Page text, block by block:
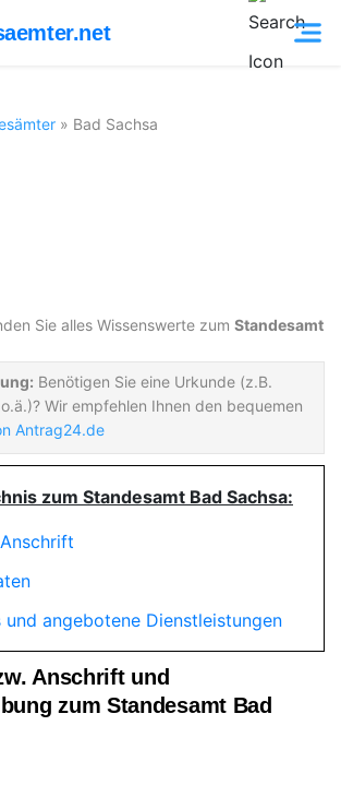
» Bad Sachsa
Sie alles Wissenswerte zum Standesamt
Benötigen Sie eine Urkunde (z.B.
Wir empfehlen Ihnen den bequemen
Antrag24.de
zum Standesamt Bad Sachsa:
und angebotene Dienstleistungen
Anschrift und
zum Standesamt Bad